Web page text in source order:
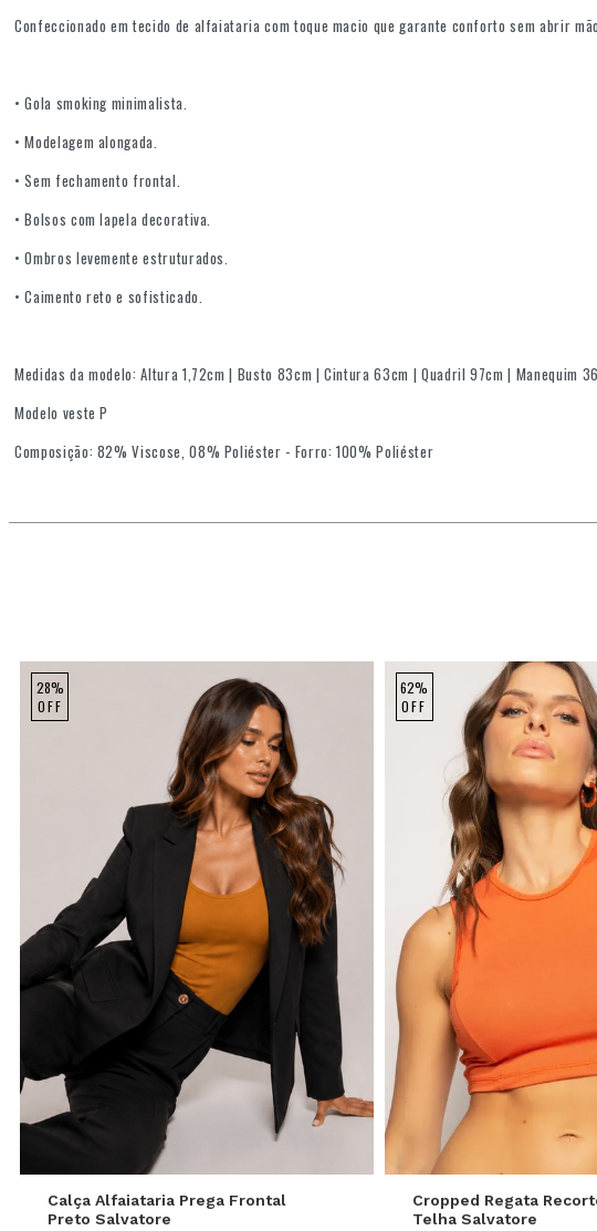
Confeccionado em tecido de alfaiataria com toque macio que garante conforto sem abrir
• Gola smoking minimalista.
• Modelagem alongada.
• Sem fechamento frontal.
• Bolsos com lapela decorativa.
• Ombros levemente estruturados.
• Caimento reto e sofisticado.
Medidas da modelo: Altura 1,72cm | Busto 83cm | Cintura 63cm | Quadril 97cm | Manequim 36
Modelo veste P
Composição: 82% Viscose, 08% Poliéster - Forro: 100% Poliéster
28%
OFF
G P
Calça Alfaiataria Prega Frontal
Preto Salvatore
62%
OFF
Cropped Regata
Telha Salvatore